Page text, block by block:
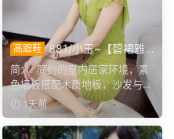
高跟鞋 881/小玉~【碧裙雅
姿】一室柔光衬绿裙，错落姿
态尽显温婉格调。
简介: 简约的室内居家环境，素
色墙板搭配木质地板，沙发与办
公椅丰富场景层次。小...
1天前